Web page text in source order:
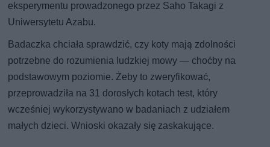
eksperymentu prowadzonego przez Saho Takagi z
Uniwersytetu Azabu.
Badaczka chciała sprawdzić, czy koty mają zdolności
potrzebne do rozumienia ludzkiej mowy — choćby na
podstawowym poziomie. Żeby to zweryfikować,
przeprowadziła na 31 dorosłych kotach test, który
wcześniej wykorzystywano w badaniach z udziałem
małych dzieci. Wnioski okazały się zaskakujące.